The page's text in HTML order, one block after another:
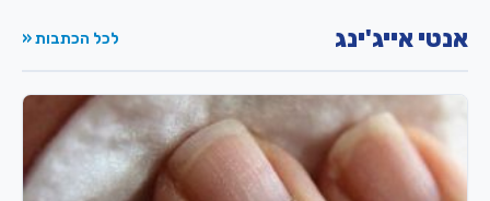
אנטי אייג'ינג לכל הכתבות «